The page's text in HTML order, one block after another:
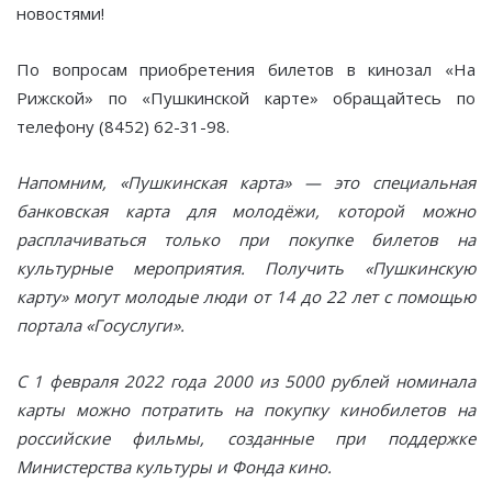
новостями!
По вопросам приобретения билетов в кинозал «На
Рижской» по «Пушкинской карте» обращайтесь по
телефону (8452) 62-31-98.
Напомним, «Пушкинская карта» — это специальная
банковская карта для молодёжи, которой можно
расплачиваться только при покупке билетов на
культурные мероприятия. Получить «Пушкинскую
карту» могут молодые люди от 14 до 22 лет с помощью
портала «Госуслуги».
С 1 февраля 2022 года 2000 из 5000 рублей номинала
карты можно потратить на покупку кинобилетов на
российские фильмы, созданные при поддержке
Министерства культуры и Фонда кино.